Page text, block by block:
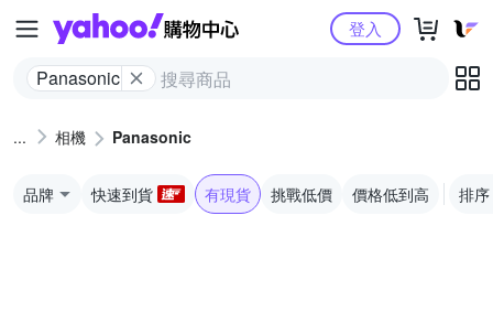
Yahoo購物中心
Panasonic
登入
相機 Panasonic
品牌 快速到貨 有現貨 挑戰低價 價格低到高 排序